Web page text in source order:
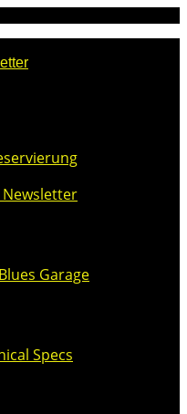
Garage
Specs